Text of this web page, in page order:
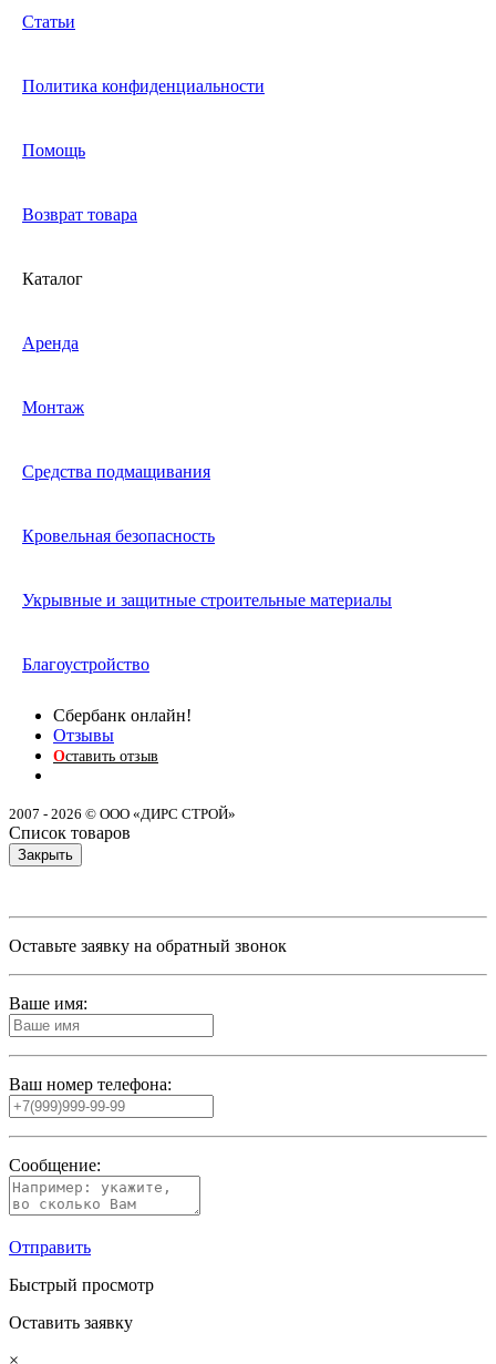
Статьи
Политика конфиденциальности
Помощь
Возврат товара
Каталог
Аренда
Монтаж
Средства подмащивания
Кровельная безопасность
Укрывные и защитные строительные материалы
Благоустройство
Сбербанк онлайн!
Отзывы
Оставить отзыв
2007 - 2026 © ООО «ДИРС СТРОЙ»
Список товаров
Закрыть
Оставьте заявку на обратный звонок
Ваше имя:
Ваш номер телефона:
Сообщение:
Отправить
Быстрый просмотр
Оставить заявку
×